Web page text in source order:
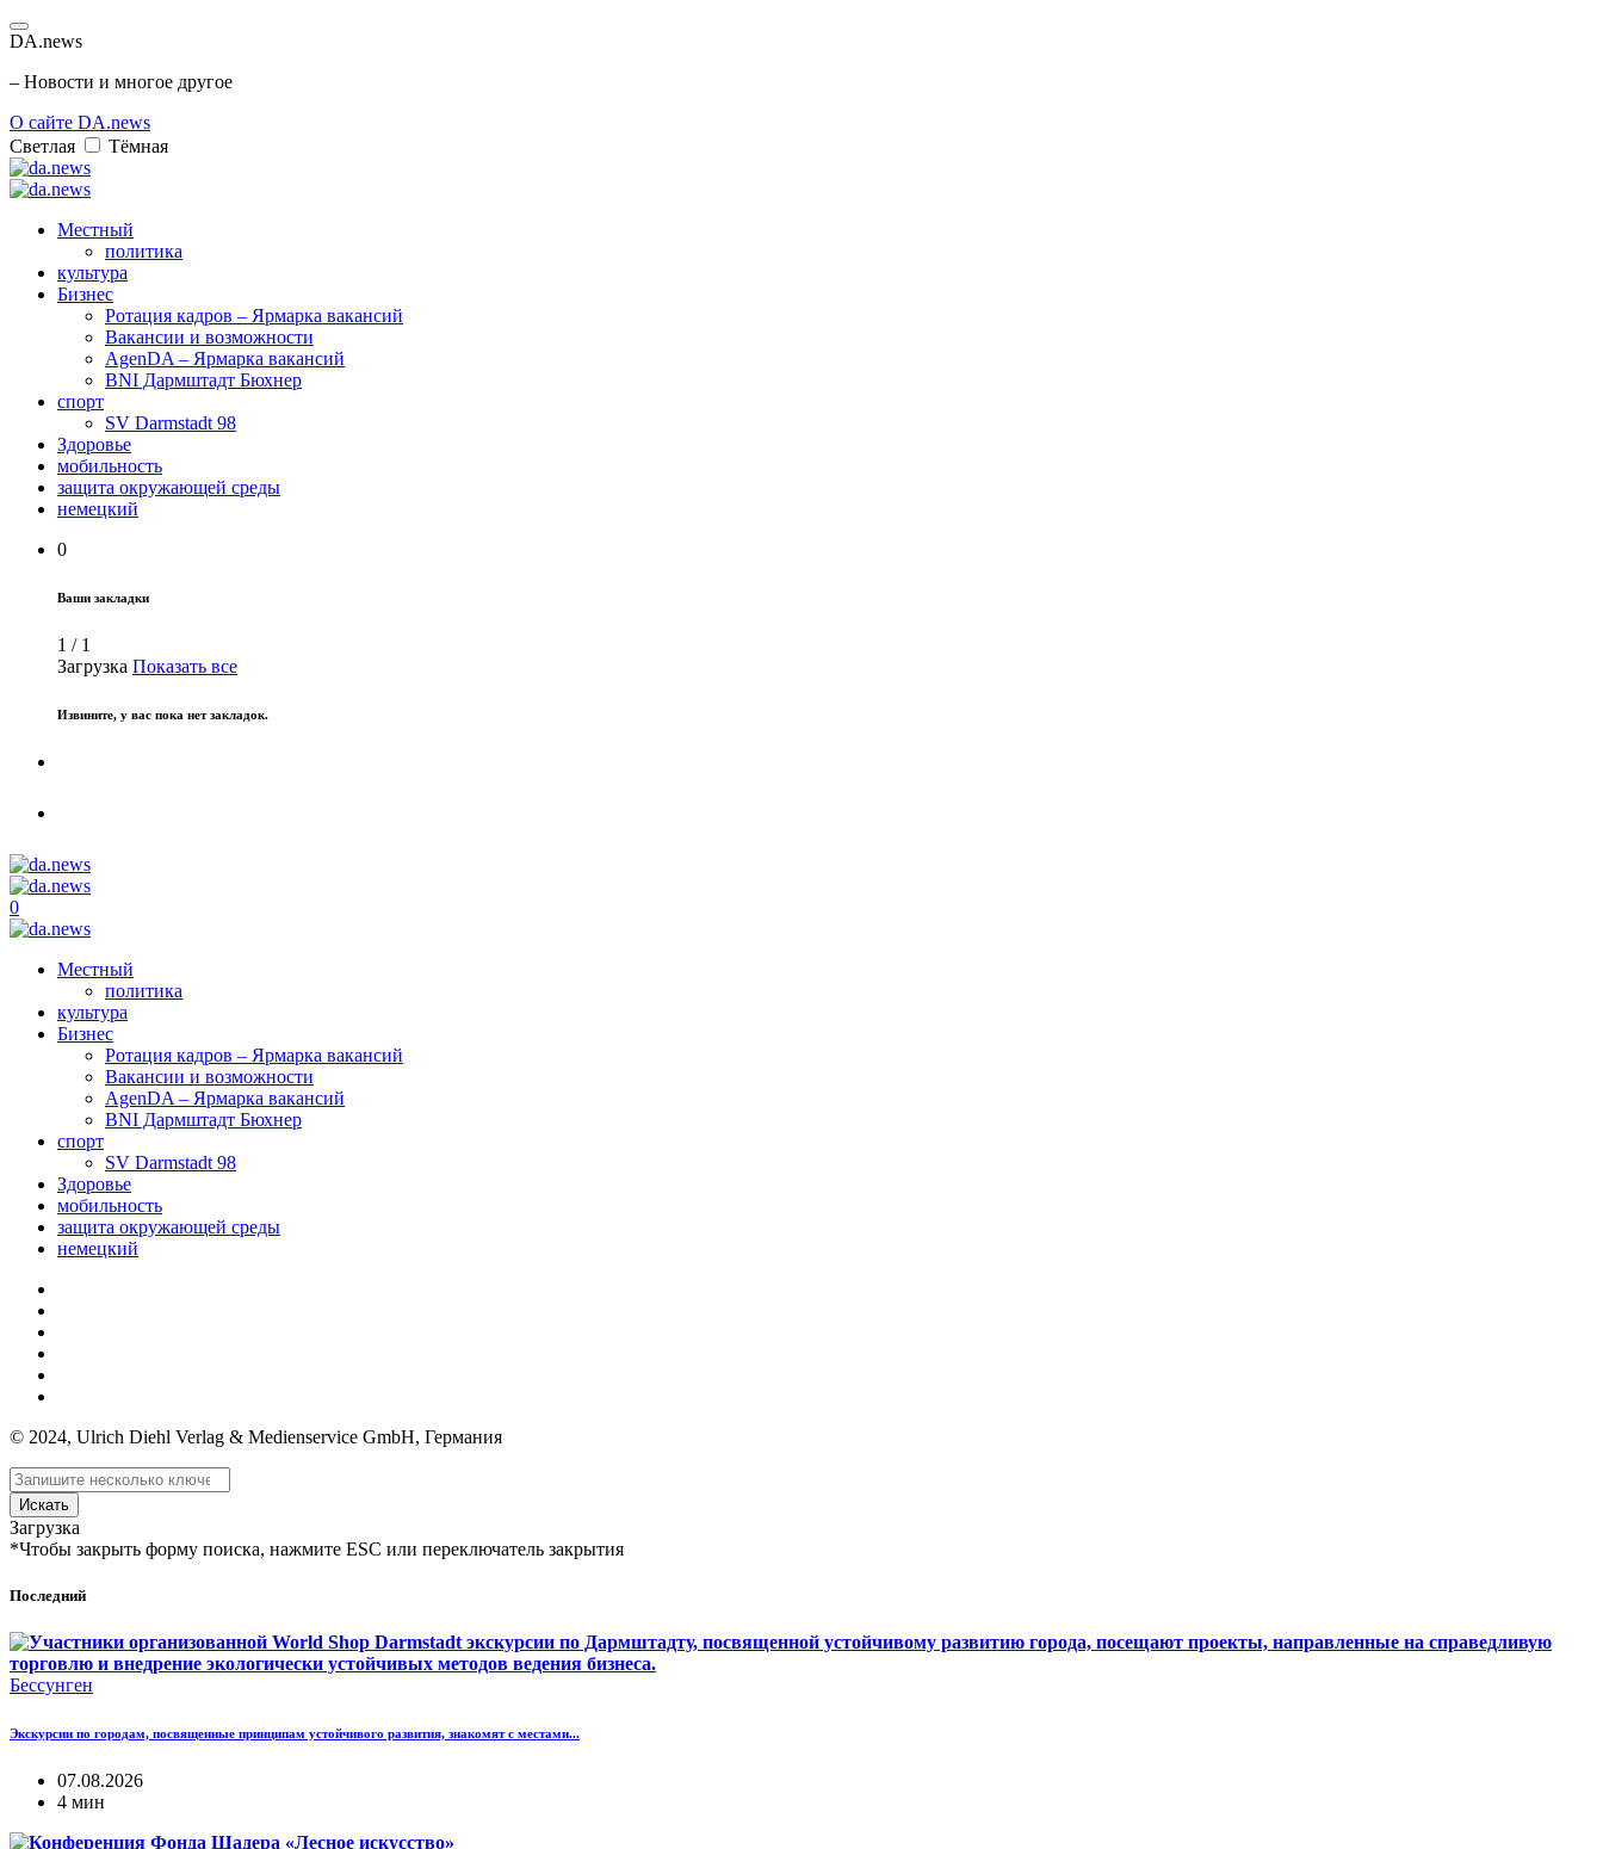
DA.news
– Новости и многое другое
О сайте DA.news
Светлая
Тёмная
Местный
политика
культура
Бизнес
Ротация кадров – Ярмарка вакансий
Вакансии и возможности
AgenDA – Ярмарка вакансий
BNI Дармштадт Бюхнер
спорт
SV Darmstadt 98
Здоровье
мобильность
защита окружающей среды
немецкий
0
Ваши закладки
1 / 1
Загрузка Показать все
Извините, у вас пока нет закладок.
0
Местный
политика
культура
Бизнес
Ротация кадров – Ярмарка вакансий
Вакансии и возможности
AgenDA – Ярмарка вакансий
BNI Дармштадт Бюхнер
спорт
SV Darmstadt 98
Здоровье
мобильность
защита окружающей среды
немецкий
© 2024, Ulrich Diehl Verlag & Medienservice GmbH, Германия
Искать
Загрузка
*Чтобы закрыть форму поиска, нажмите ESC или переключатель закрытия
Последний
Бессунген
Экскурсии по городам, посвященные принципам устойчивого развития, знакомят с местами...
07.08.2026
4 мин